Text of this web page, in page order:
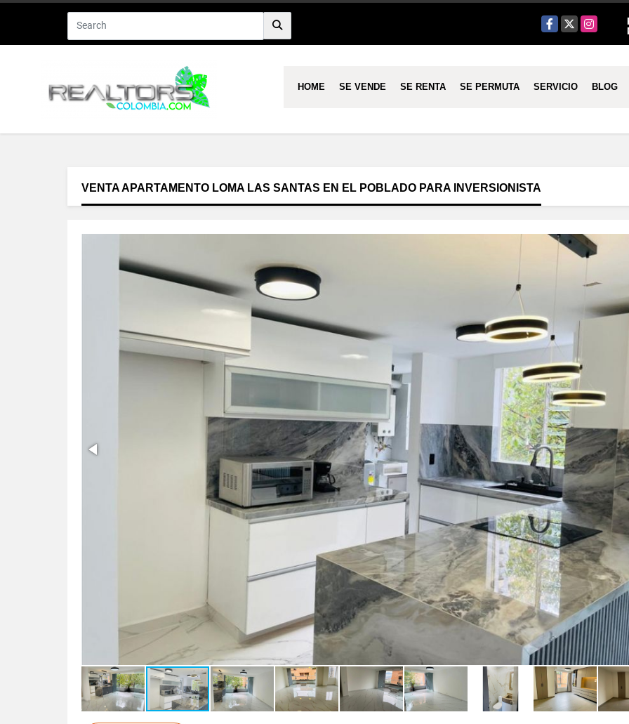
Facebook
X Instagram
HOME SE VENDE SE RENTA SE PERMUTA SERVICIO BLOG
VENTA APARTAMENTO LOMA LAS SANTAS EN EL POBLADO PARA INVERSIONISTA